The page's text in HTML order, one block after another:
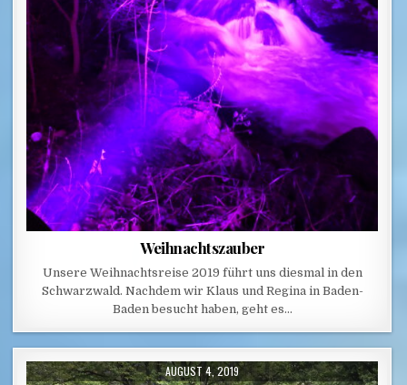
Weihnachtszauber
Unsere Weihnachtsreise 2019 führt uns diesmal in den
Schwarzwald. Nachdem wir Klaus und Regina in Baden-
Baden besucht haben, geht es…
PUBLISHED DATE:
AUGUST 4, 2019